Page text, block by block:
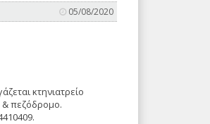
05/08/2020
κτηνιατρείο
πεζόδρομο.